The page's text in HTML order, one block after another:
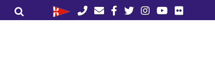
por: